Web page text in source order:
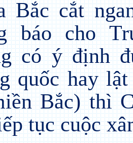
Bắc cắt
báo cho
có ý định
quốc hay
Bắc) thì
tục cuộc